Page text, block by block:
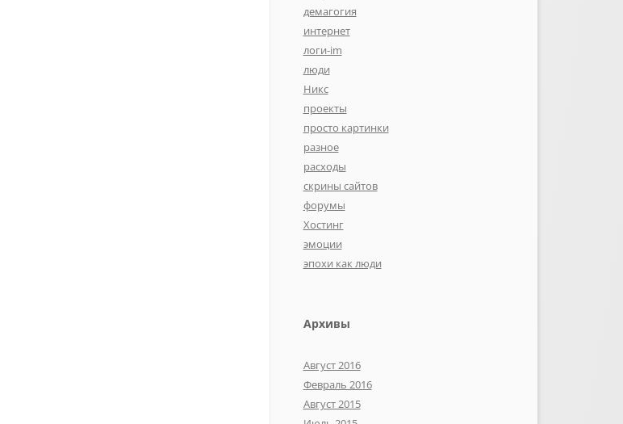
демагогия
интернет
логи-im
люди
Никс
проекты
просто картинки
разное
расходы
скрины сайтов
форумы
Хостинг
эмоции
эпохи как люди
Архивы
Август 2016
Февраль 2016
Август 2015